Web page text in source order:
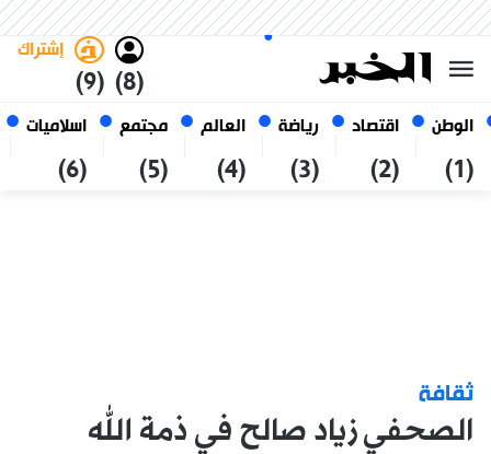
الوطن
(1)
اقتصاد
(2)
رياضة
(3)
العالم
(4)
مجتمع
(5)
اسلاميات
(6)
(8)
إشتراك
(9)
07 أغسطس 2026
الجزائر
ثقافة
الصحفي زياد صالح في ذمة الله